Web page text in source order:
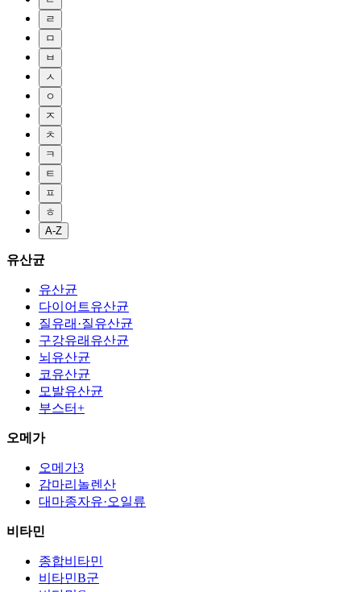
ㄹ
ㅁ
ㅂ
ㅅ
ㅇ
ㅈ
ㅊ
ㅋ
ㅌ
ㅍ
ㅎ
A-Z
유산균
유산균
다이어트유산균
질유래·질유산균
구강유래유산균
뇌유산균
코유산균
모발유산균
부스터+
오메가
오메가3
감마리놀렌산
대마종자유·오일류
비타민
종합비타민
비타민B군